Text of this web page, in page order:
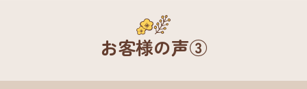
お客様の声③